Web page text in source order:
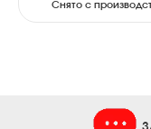
Снято с